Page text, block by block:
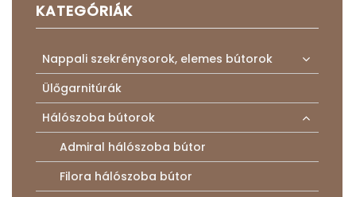
KATEGÓRIÁK
Nappali szekrénysorok, elemes bútorok
Ülőgarnitúrák
Hálószoba bútorok
Admiral hálószoba bútor
Filora hálószoba bútor